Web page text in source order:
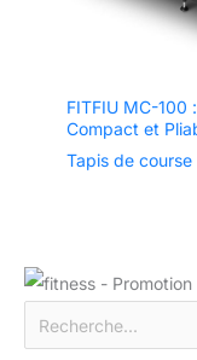
FITFIU MC-100
Compact et
Tapis de course